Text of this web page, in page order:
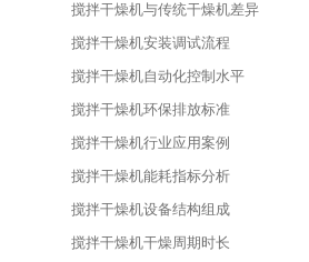
搅拌干燥机与传统干燥机差异
搅拌干燥机安装调试流程
搅拌干燥机自动化控制水平
搅拌干燥机环保排放标准
搅拌干燥机行业应用案例
搅拌干燥机能耗指标分析
搅拌干燥机设备结构组成
搅拌干燥机干燥周期时长